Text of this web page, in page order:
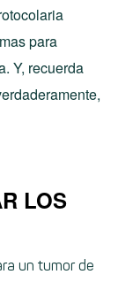
para
Y, recuerda
LOS
un tumor de